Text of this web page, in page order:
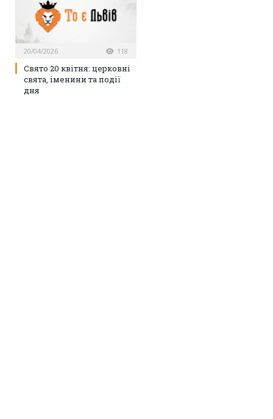
20/04/2026 118
Свято 20 квітня: церковні
свята, іменини та події
дня